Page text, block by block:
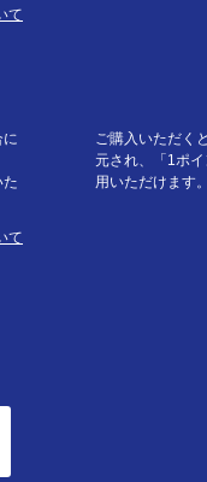
て
て
ご購入いただく
元され、「1ポ
用いただけます。